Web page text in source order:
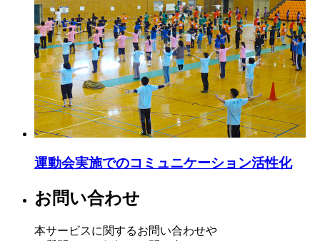
運動会実施でのコミュニケーション活性化
お問い合わせ
本サービスに関するお問い合わせや